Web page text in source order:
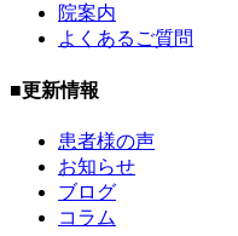
院案内
よくあるご質問
■更新情報
患者様の声
お知らせ
ブログ
コラム